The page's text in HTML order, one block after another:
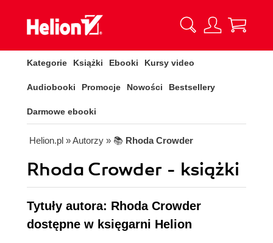
Kategorie Książki Ebooki Kursy video
Audiobooki Promocje Nowości Bestsellery
Darmowe ebooki
Helion.pl » Autorzy » 📚 Rhoda Crowder
Rhoda Crowder - książki
Tytuły autora: Rhoda Crowder
dostępne w księgarni Helion